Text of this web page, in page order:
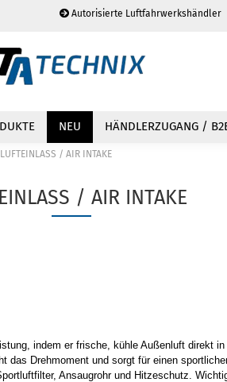
Autorisierte Luftfahrwerkshändler
Sprache auswählen
NEU HÄNDLERZUGANG /
LUFTEINLASS / AIR INTAKE
/ AIR INTAKE
indem er frische, kühle Außenluft direkt
Drehmoment und sorgt für einen
Ansaugrohr und Hitzeschutz.